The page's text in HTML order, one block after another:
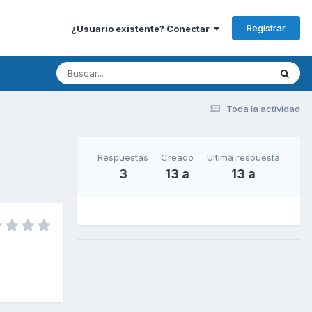
¿Usuario existente? Conectar Registrar
Toda la actividad
Respuestas
3
Creado
13 a
Última respuesta
13 a